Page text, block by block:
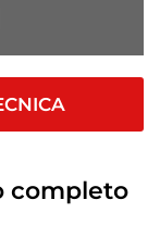
completo